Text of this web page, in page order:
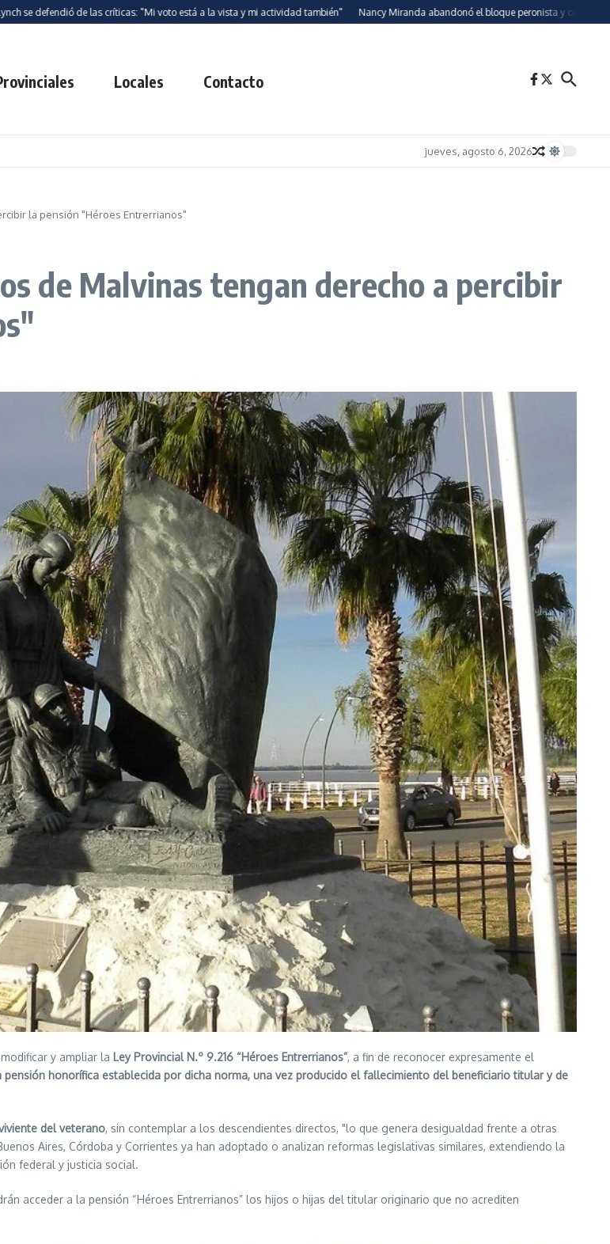
de las críticas: "Mi voto está a la vista y mi actividad también" Nancy Miranda abandonó el bloque peronista y conformará una
Locales Contacto
jueves, agosto 6, 2026
la pensión "Héroes Entrerrianos"
de Malvinas tengan derecho a percibir
y ampliar la Ley Provincial N.º 9.216 “Héroes Entrerrianos”, a fin de reconocer expresamente el
honorífica establecida por dicha norma, una vez producido el fallecimiento del beneficiario titular y de
del veterano, sin contemplar a los descendientes directos, "lo que genera desigualdad frente a otras
Aires, Córdoba y Corrientes ya han adoptado o analizan reformas legislativas similares, extendiendo la
federal y justicia social.
acceder a la pensión “Héroes Entrerrianos” los hijos o hijas del titular originario que no acrediten